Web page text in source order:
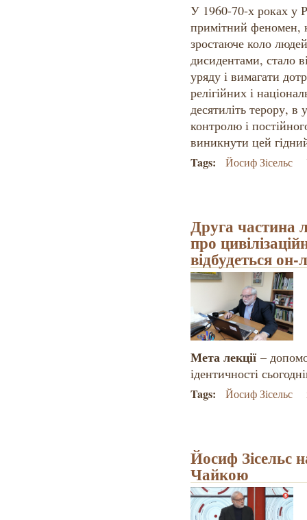
У 1960-70-х роках у
примітний феномен,
зростаюче коло
дисидентами, стало
уряду і вимагати
релігійних і
десятиліть терору, в
контролю і
виникнути цей
Tags: Йосиф Зісельс
Друга частина
про
відбудеться
Мета лекції –
ідентичності
Tags: Йосиф Зісельс
Йосиф Зісельс
Чайкою